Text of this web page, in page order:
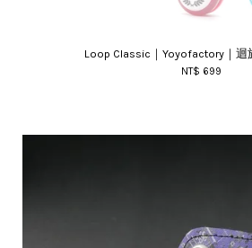
Loop Classic｜Yoyofactory｜迴
NT$ 699